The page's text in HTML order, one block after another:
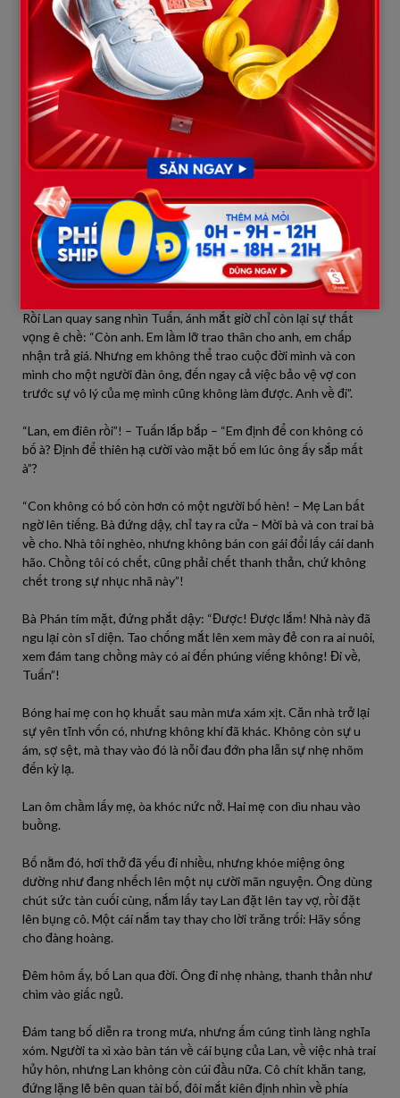
Lan bước ra phòng khách. Dáng vẻ khúm núm ban đầu biến mất.
Cô đứng thẳng, đôi mắt đỏ hoe nhưng rực lửa nhìn thẳng vào
mặt bà Phán. Cô cầm lấy bát cơm và quả trứng trên khay, đặt
mạnh xuống trước mặt bà ta. “Cháu cảm ơn bác đã sang. Nhưng
bát cơm quả trứng này, bác mang về đi”.
Bà Phán trố mắt: “Mày… mày nói cái gì? Mày định làm cao à? Mày
nhìn lại cái bụng mày xem”!
“Cháu có chửa, cháu chịu. Con cháu, cháu nuôi. – Lan nói rành
rọt từng tiếng – Bố cháu đang ốm nặng, nhưng bố cháu cả đời
sống ngẩng cao đầu, chưa từng xin ai một đồng, cũng chưa
từng để vợ con phải cúi luồn ai. Hôm nay, nếu cháu bước chân
theo bác về vì cái “may mắn” mà bác ban phát, thì chính cháu mới
là đứa bất hiếu, giết chết danh dự của bố cháu”.
Rồi Lan quay sang nhìn Tuấn, ánh mắt giờ chỉ còn lại sự thất
vọng ê chề: “Còn anh. Em lầm lỡ trao thân cho anh, em chấp
nhận trả giá. Nhưng em không thể trao cuộc đời mình và con
mình cho một người đàn ông, đến ngay cả việc bảo vệ vợ con
trước sự vô lý của mẹ mình cũng không làm được. Anh về đi”.
“Lan, em điên rồi”! – Tuấn lắp bắp – “Em định để con không có
bố à? Định để thiên hạ cười vào mặt bố em lúc ông ấy sắp mất
à”?
“Con không có bố còn hơn có một người bố hèn! – Mẹ Lan bất
ngờ lên tiếng. Bà đứng dậy, chỉ tay ra cửa – Mời bà và con trai bà
về cho. Nhà tôi nghèo, nhưng không bán con gái đổi lấy cái danh
hão. Chồng tôi có chết, cũng phải chết thanh thản, chứ không
chết trong sự nhục nhã này”!
Bà Phán tím mặt, đứng phắt dậy: “Được! Được lắm! Nhà này đã
ngu lại còn sĩ diện. Tao chống mắt lên xem mày đẻ con ra ai nuôi,
xem đám tang chồng mày có ai đến phúng viếng không! Đi về,
Tuấn”!
Bóng hai mẹ con họ khuất sau màn mưa xám xịt. Căn nhà trở lại
sự yên tĩnh vốn có, nhưng không khí đã khác. Không còn sự u
ám, sợ sệt, mà thay vào đó là nỗi đau đớn pha lẫn sự nhẹ nhõm
đến kỳ lạ.
Lan ôm chầm lấy mẹ, òa khóc nức nở. Hai mẹ con dìu nhau vào
buồng.
Bố nằm đó, hơi thở đã yếu đi nhiều, nhưng khóe miệng ông
dường như đang nhếch lên một nụ cười mãn nguyện. Ông dùng
chút sức tàn cuối cùng, nắm lấy tay Lan đặt lên tay vợ, rồi đặt
lên bụng cô. Một cái nắm tay thay cho lời trăng trối: Hãy sống
cho đàng hoàng.
Đêm hôm ấy, bố Lan qua đời. Ông đi nhẹ nhàng, thanh thản như
chìm vào giấc ngủ.
Đám tang bố diễn ra trong mưa, nhưng ấm cúng tình làng nghĩa
xóm. Người ta xì xào bàn tán về cái bụng của Lan, về việc nhà trai
hủy hôn, nhưng Lan không còn cúi đầu nữa. Cô chít khăn tang,
đứng lặng lẽ bên quan tài bố, đôi mắt kiên định nhìn về phía